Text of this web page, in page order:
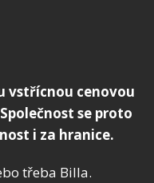
vstřícnou cenovou
se proto
i za hranice.
třeba Billa.